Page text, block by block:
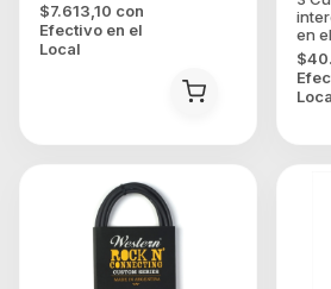
$7.613,10 con
Efectivo en el
Local